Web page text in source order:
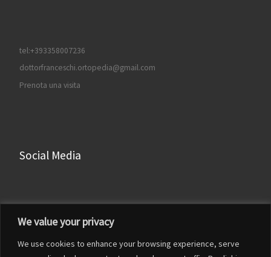
We value your privacy
We use cookies to enhance your browsing experience, serve
tel:+393358007236
dottorfranceschi.ortopedia@gmail.com
Prenota una visita
Social Media
Facebook
LinkedIn